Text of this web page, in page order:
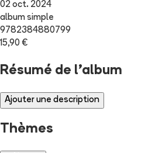
02 oct. 2024
album simple
9782384880799
15,90 €
Résumé de l'album
Ajouter une description
Thèmes